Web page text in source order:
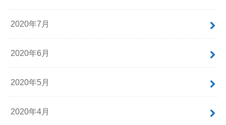
2020年7月
2020年6月
2020年5月
2020年4月